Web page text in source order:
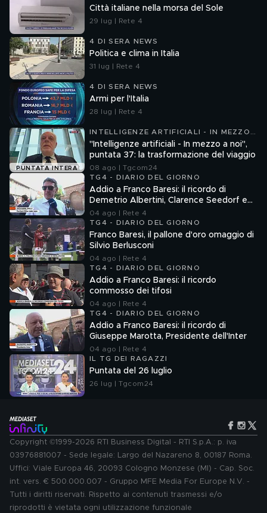
Città italiane nella morsa del Sole
29 lug | Rete 4
4 DI SERA NEWS
Politica e clima in Italia
31 lug | Rete 4
4 DI SERA NEWS
Armi per l'Italia
28 lug | Rete 4
PUNTATA INTERA
INTELLIGENZE ARTIFICIALI - IN MEZZO
A NOI
"Intelligenze artificiali - In mezzo a noi",
puntata 37: la trasformazione del viaggio
08 ago | Tgcom24
TG4 - DIARIO DEL GIORNO
Addio a Franco Baresi: il ricordo di
Demetrio Albertini, Clarence Seedorf e
Giovanni Galli
04 ago | Rete 4
TG4 - DIARIO DEL GIORNO
Franco Baresi, il pallone d'oro omaggio di
Silvio Berlusconi
04 ago | Rete 4
TG4 - DIARIO DEL GIORNO
Addio a Franco Baresi: il ricordo
commosso dei tifosi
04 ago | Rete 4
TG4 - DIARIO DEL GIORNO
Addio a Franco Baresi: il ricordo di
Giuseppe Marotta, Presidente dell'Inter
04 ago | Rete 4
IL TG DEI RAGAZZI
Puntata del 26 luglio
26 lug | Tgcom24
Copyright ©1999-2026 RTI Business Digital - RTI S.p.A.: p. iva
03976881007 - Sede legale: Largo del Nazareno 8, 00187 Roma.
Uffici: Viale Europa 46, 20093 Cologno Monzese (MI) - Cap. Soc.
int. vers. € 500.000.007 - Gruppo MFE Media For Europe N.V. -
Tutti i diritti riservati. Rispetto ai contenuti trasmessi e/o
riprodotti è vietata ogni utilizzazione funzionale